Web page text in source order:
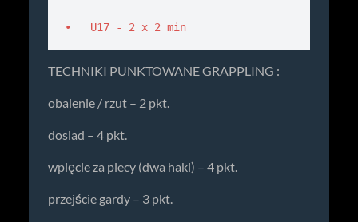
•   U17 - 2 x 2 min
TECHNIKI PUNKTOWANE GRAPPLING :
obalenie / rzut – 2 pkt.
dosiad – 4 pkt.
wpięcie za plecy (dwa haki) – 4 pkt.
przejście gardy – 3 pkt.